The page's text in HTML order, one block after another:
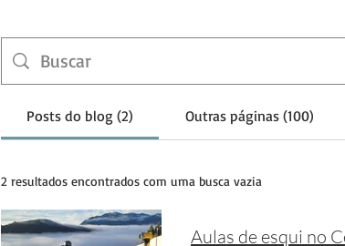
Posts do blog (2) Outras páginas (100)
2 resultados encontrados com uma busca vazia